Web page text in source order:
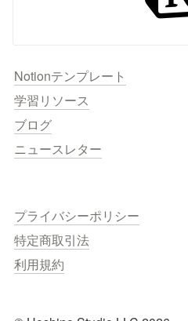
Notionテンプレート
学習リソース
ブログ
ニュースレター
プライバシーポリシー
特定商取引法
利用規約